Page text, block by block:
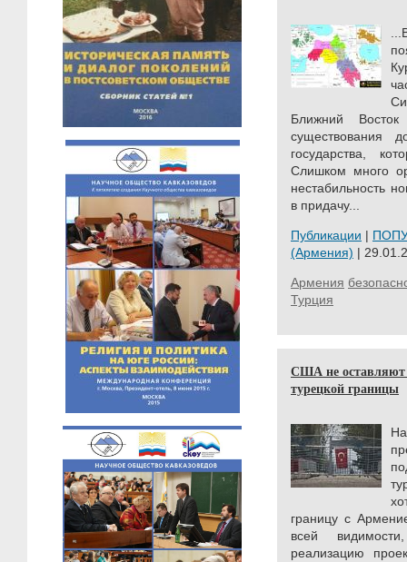
Ближний
существования
государства,
Слишком много
нестабильность
в придачу...
Публикации |
(Армения) |
Армения
Турция
США не оставляют
турецкой границы
границу с
всей
реализацию